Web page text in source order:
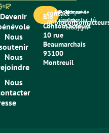
Devenir
Nous
Nous
Nous
Bio
Consom’acteurs
10 rue
Beaumarchais
93100
Montreuil
contact
Mentions
légales
Politique de
confidentialité
Site créé
par
Paradygm